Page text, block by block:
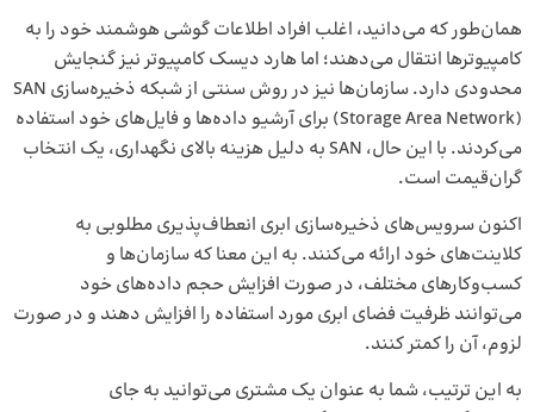
همان‌طور که می‌دانید، اغلب افراد اطلاعات گوشی هوشمند خود را به
کامپیوترها انتقال می‌دهند؛ اما هارد دیسک کامپیوتر نیز گنجایش
محدودی دارد. سازمان‌ها نیز در روش سنتی از شبکه ذخیره‌سازی SAN
(Storage Area Network) برای آرشیو داده‌ها و فایل‌های خود استفاده
می‌کردند. با این ‌حال، SAN به دلیل هزینه بالای نگهداری، یک انتخاب
گران‌قیمت است.
اکنون سرویس‌های ذخیره‌سازی ابری انعطاف‌پذیری مطلوبی به
کلاینت‌های خود ارائه می‌کنند. به این معنا که سازمان‌ها و
کسب‌وکارهای مختلف، در صورت افزایش حجم داده‌های خود
می‌توانند ظرفیت فضای ابری مورد استفاده را افزایش دهند و در صورت
لزوم، آن را کمتر کنند.
به ‌این ‌ترتیب، شما به ‌عنوان یک مشتری می‌توانید به‌ جای